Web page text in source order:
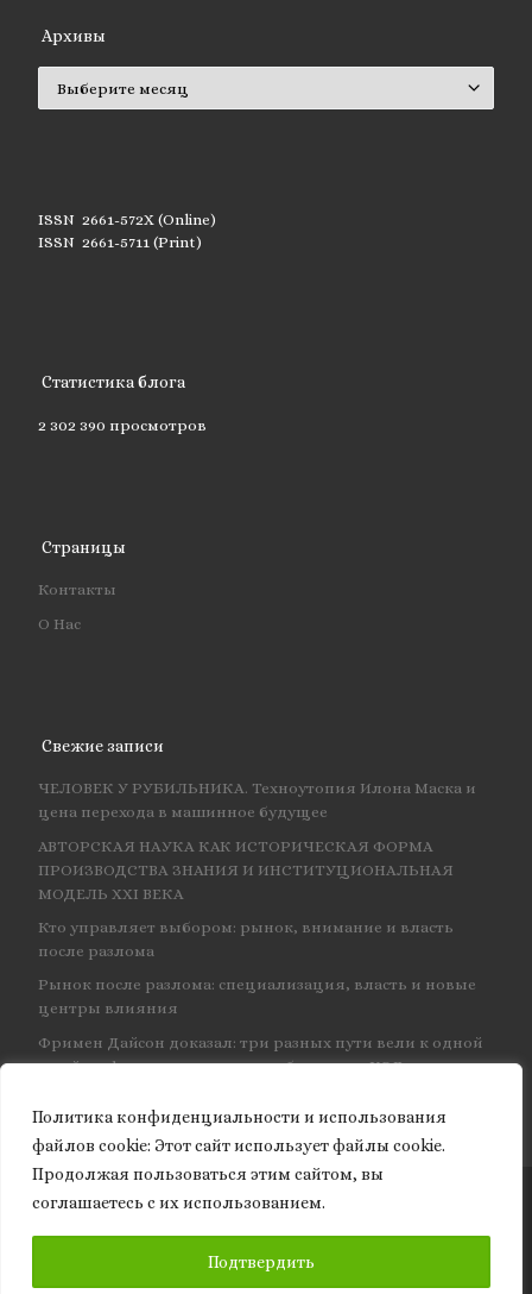
Политика конфиденциальности и использования
файлов сookie: Этот сайт использует файлы cookie.
Продолжая пользоваться этим сайтом, вы
соглашаетесь с их использованием.
Подтвердить
Архивы
ISSN 2661-572X (Online)
ISSN 2661-5711 (Print)
Статистика блога
2 302 390 просмотров
Страницы
Контакты
О Нас
Свежие записи
ЧЕЛОВЕК У РУБИЛЬНИКА. Техноутопия Илона Маска и
цена перехода в машинное будущее
АВТОРСКАЯ НАУКА КАК ИСТОРИЧЕСКАЯ ФОРМА
ПРОИЗВОДСТВА ЗНАНИЯ И ИНСТИТУЦИОНАЛЬНАЯ
МОДЕЛЬ XXI ВЕКА
Кто управляет выбором: рынок, внимание и власть
после разлома
Рынок после разлома: специализация, власть и новые
центры влияния
Фримен Дайсон доказал: три разных пути вели к одной
и той же физике — и навсегда объединил КЭД
© 2026Granite of science– Все права защищены